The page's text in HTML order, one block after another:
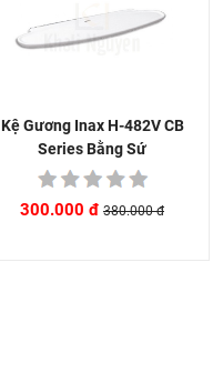
Kệ Gương Inax H-482V CB
Series Bằng Sứ
300.000 đ 380.000 đ